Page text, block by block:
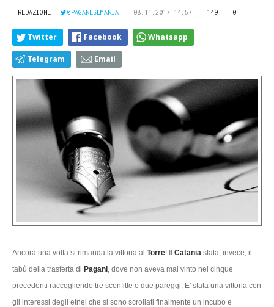
REDAZIONE @PAGANESEMANIA 08.11.2017 14:57 149 0
Twitter Facebook Whatsapp
Telegram Email
Ancora una volta si rimanda la vittoria al Torre! Il Catania sfata, invece, il
tabù della trasferta di Pagani , dove non aveva mai vinto nei cinque
precedenti raccogliendo tre sconfitte e due pareggi. E' stata una vittoria con
gli interessi degli etnei che si sono scrollati finalmente un incubo e